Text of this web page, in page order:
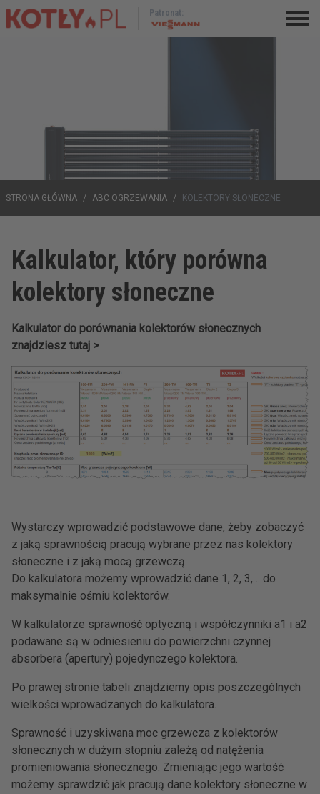
Patronat:
STRONA GŁÓWNA / ABC OGRZEWANIA / KOLEKTORY SŁONECZNE
Kalkulator, który porówna
kolektory słoneczne
Kalkulator do porównania kolektorów słonecznych
znajdziesz tutaj >
Wystarczy wprowadzić podstawowe dane, żeby zobaczyć
z jaką sprawnością pracują wybrane przez nas kolektory
słoneczne i z jaką mocą grzewczą.
Do kalkulatora możemy wprowadzić dane 1, 2, 3,… do
maksymalnie ośmiu kolektorów.
W kalkulatorze sprawność optyczną i współczynniki a1 i a2
podawane są w odniesieniu do powierzchni czynnej
absorbera (apertury) pojedynczego kolektora.
Po prawej stronie tabeli znajdziemy opis poszczególnych
wielkości wprowadzanych do kalkulatora.
Sprawność i uzyskiwana moc grzewcza z kolektorów
słonecznych w dużym stopniu zależą od natężenia
promieniowania słonecznego. Zmieniając jego wartość
możemy sprawdzić jak pracują dane kolektory słoneczne w